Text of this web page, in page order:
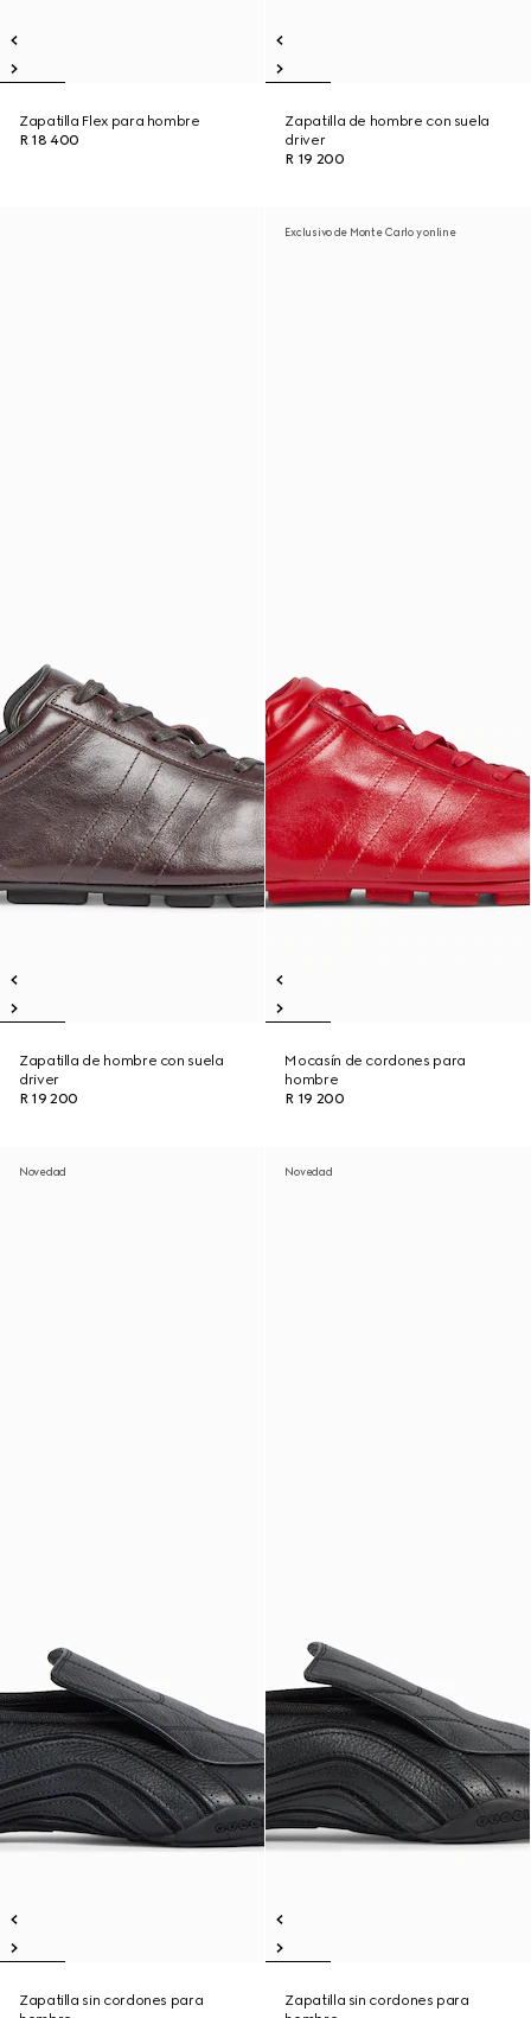
Zapatilla Flex para hombre
R 18 400
Zapatilla de hombre con suela
driver
R 19 200
Zapatilla de hombre con suela
driver
R 19 200
Exclusivo de Monte Carlo y online
Mocasín de cordones para
hombre
R 19 200
Novedad
Zapatilla sin cordones para
Novedad
Zapatilla sin cordones para